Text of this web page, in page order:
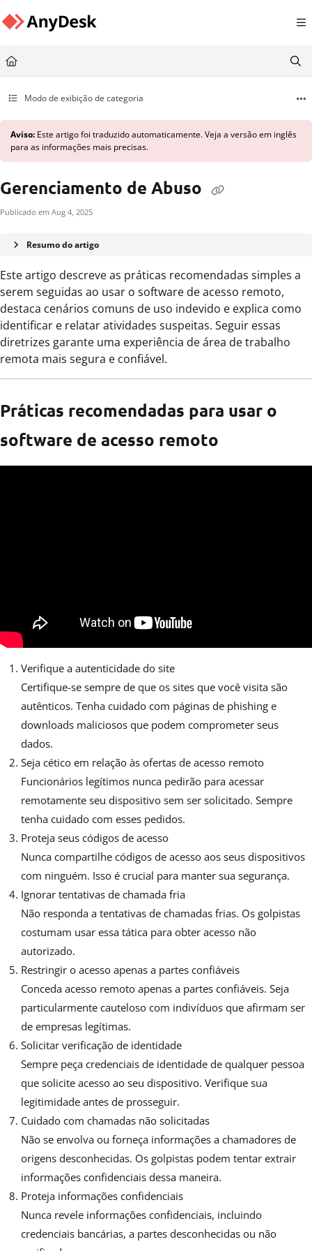
Fetch the complete documentation index at:
https://support.anydesk.com/llms.txt
Modo de exibição de categoria
Aviso: Este artigo foi traduzido automaticamente. Veja a versão em inglês
para as informações mais precisas.
Gerenciamento de Abuso
Publicado em Aug 4, 2025
Resumo do artigo
Este artigo descreve as práticas recomendadas simples a
serem seguidas ao usar o software de acesso remoto,
destaca cenários comuns de uso indevido e explica como
identificar e relatar atividades suspeitas. Seguir essas
diretrizes garante uma experiência de área de trabalho
remota mais segura e confiável.
Práticas recomendadas para usar o
software de acesso remoto
Verifique a autenticidade do site
Certifique-se sempre de que os sites que você visita são
autênticos. Tenha cuidado com páginas de phishing e
downloads maliciosos que podem comprometer seus
dados.
Seja cético em relação às ofertas de acesso remoto
Funcionários legítimos nunca pedirão para acessar
remotamente seu dispositivo sem ser solicitado. Sempre
tenha cuidado com esses pedidos.
Proteja seus códigos de acesso
Nunca compartilhe códigos de acesso aos seus dispositivos
com ninguém. Isso é crucial para manter sua segurança.
Ignorar tentativas de chamada fria
Não responda a tentativas de chamadas frias. Os golpistas
costumam usar essa tática para obter acesso não
autorizado.
Restringir o acesso apenas a partes confiáveis
Conceda acesso remoto apenas a partes confiáveis. Seja
particularmente cauteloso com indivíduos que afirmam ser
de empresas legítimas.
Solicitar verificação de identidade
Sempre peça credenciais de identidade de qualquer pessoa
que solicite acesso ao seu dispositivo. Verifique sua
legitimidade antes de prosseguir.
Cuidado com chamadas não solicitadas
Não se envolva ou forneça informações a chamadores de
origens desconhecidas. Os golpistas podem tentar extrair
informações confidenciais dessa maneira.
Proteja informações confidenciais
Nunca revele informações confidenciais, incluindo
credenciais bancárias, a partes desconhecidas ou não